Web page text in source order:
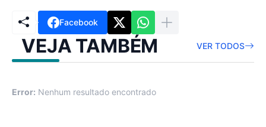
Facebook
VEJA TAMBÉM VER TODOS
Error: Nenhum resultado encontrado